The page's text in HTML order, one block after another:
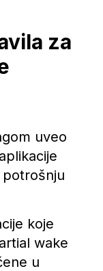
za
uveo
koje
wake
u